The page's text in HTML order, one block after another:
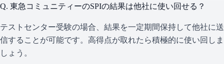
Q. 東急コミュニティーのSPIの結果は他社に使い回せる？
テストセンター受験の場合、結果を一定期間保持して他社に送
信することが可能です。高得点が取れたら積極的に使い回しま
しょう。